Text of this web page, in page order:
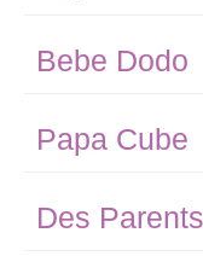
Bebe Dodo
Papa Cube
Des